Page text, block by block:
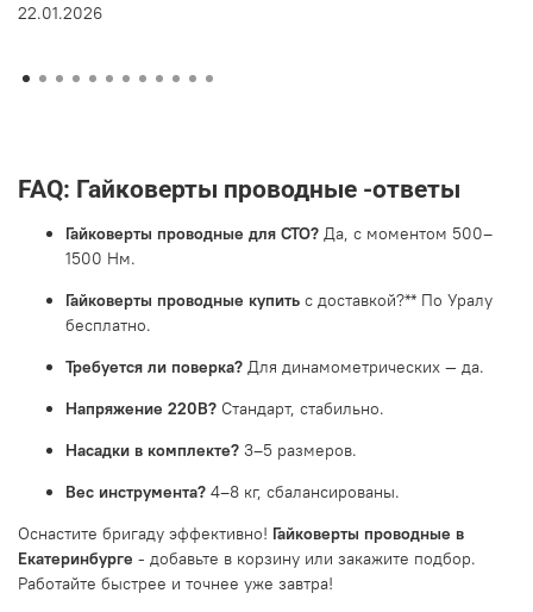
22.01.2026
FAQ: Гайковерты проводные -ответы
Гайковерты проводные для СТО? Да, с моментом 500–
1500 Нм.
Гайковерты проводные купить с доставкой?** По Уралу
бесплатно.
Требуется ли поверка? Для динамометрических — да.
Напряжение 220В? Стандарт, стабильно.
Насадки в комплекте? 3–5 размеров.
Вес инструмента? 4–8 кг, сбалансированы.
Оснастите бригаду эффективно! Гайковерты проводные в
Екатеринбурге - добавьте в корзину или закажите подбор.
Работайте быстрее и точнее уже завтра!